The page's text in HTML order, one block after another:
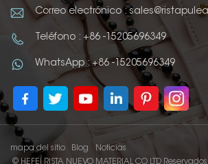
Correo electrónico :
Teléfono : +86 -15205696349
WhatsApp : +86 -15205696349
mapa del sitio Blog
Noticias
© HEFEI RISTA NUEVO MATERIAL CO LTD